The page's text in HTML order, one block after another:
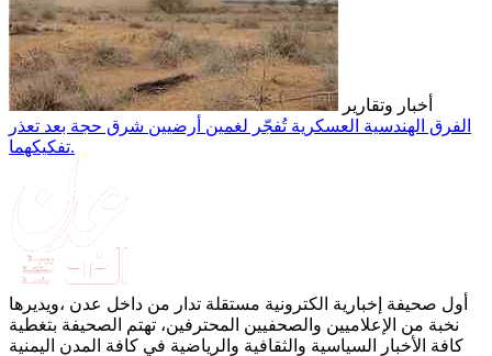
أخبار وتقارير
الفرق الهندسية العسكرية تُفجّر لغمين أرضيين شرق حجة بعد تعذر
تفكيكهما.
أول صحيفة إخبارية الكترونية مستقلة تدار من داخل عدن ،ويديرها
نخبة من الإعلاميين والصحفيين المحترفين، تهتم الصحيفة بتغطية
كافة الأخبار السياسية والثقافية والرياضية في كافة المدن اليمنية